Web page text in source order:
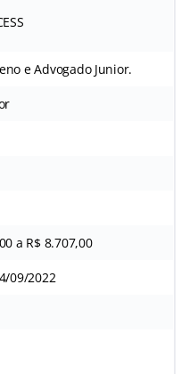
e Advogado Junior.
a R$ 8.707,00
09/2022